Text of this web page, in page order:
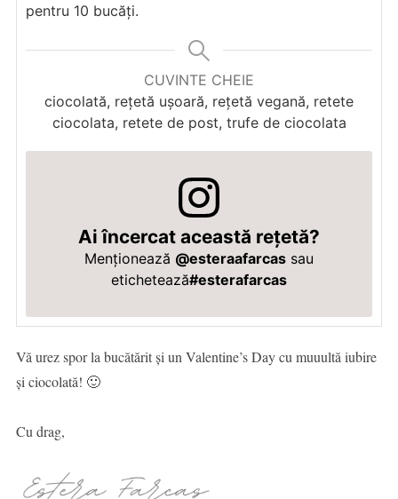
pentru 10 bucăți.
CUVINTE CHEIE
ciocolată, rețetă ușoară, rețetă vegană, retete
ciocolata, retete de post, trufe de ciocolata
Ai încercat această rețetă?
Menționează @esteraafarcas sau
etichetează#esterafarcas
Vă urez spor la bucătărit și un Valentine’s Day cu muuultă iubire
și ciocolată! 🙂
Cu drag,